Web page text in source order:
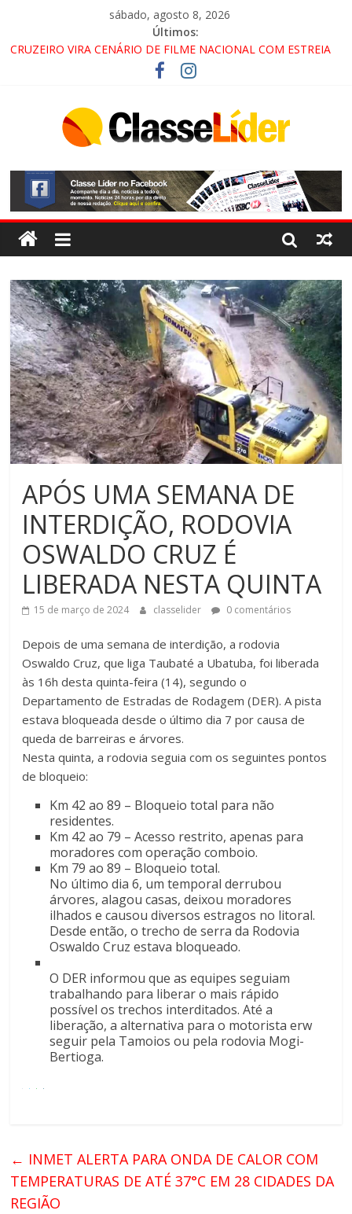
sábado, agosto 8, 2026
Últimos:
CRUZEIRO VIRA CENÁRIO DE FILME NACIONAL COM ESTREIA
PROMOTOR DO GAECO
ACESSO À APARECIDA NA DUTRA SERÁ BLOQUEADO NO FIM
ALTERNATIVAS
LORENA, PINDAMONHANGABA E QUELUZ NA RETA FINAL
PELA FÁBRICA DA COCA-COLA!
APÓS UMA SEMANA DE
INTERDIÇÃO, RODOVIA
OSWALDO CRUZ É
LIBERADA NESTA QUINTA
15 de março de 2024 classelider 0 comentários
Depois de uma semana de interdição, a rodovia
Oswaldo Cruz, que liga Taubaté a Ubatuba, foi liberada
às 16h desta quinta-feira (14), segundo o
Departamento de Estradas de Rodagem (DER). A pista
estava bloqueada desde o último dia 7 por causa de
queda de barreiras e árvores.
Nesta quinta, a rodovia seguia com os seguintes pontos
de bloqueio:
Km 42 ao 89 – Bloqueio total para não
residentes.
Km 42 ao 79 – Acesso restrito, apenas para
moradores com operação comboio.
Km 79 ao 89 – Bloqueio total.
No último dia 6, um temporal derrubou
árvores, alagou casas, deixou moradores
ilhados e causou diversos estragos no litoral.
Desde então, o trecho de serra da Rodovia
Oswaldo Cruz estava bloqueado.
O DER informou que as equipes seguiam
trabalhando para liberar o mais rápido
possível os trechos interditados. Até a
liberação, a alternativa para o motorista erw
seguir pela Tamoios ou pela rodovia Mogi-
Bertioga.
← INMET ALERTA PARA ONDA DE CALOR COM
TEMPERATURAS DE ATÉ 37°C EM 28 CIDADES DA
REGIÃO